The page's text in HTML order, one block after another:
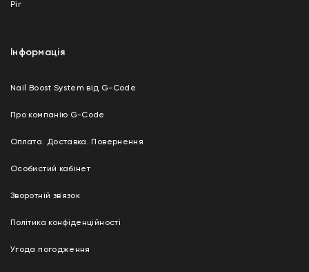
Ріг
Інформація
Nail Boost System від G-Code
Про компанію G-Code
Оплата. Доставка. Повернення
Особистий кабінет
Зворотній зв`язок
Політика конфіденційності
Угода погодження